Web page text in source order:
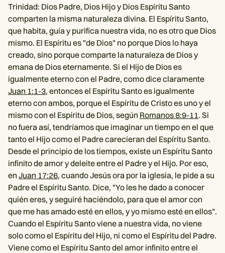
Trinidad: Dios Padre, Dios Hijo y Dios Espíritu Santo
comparten la misma naturaleza divina. El Espíritu Santo,
que habita, guía y purifica nuestra vida, no es otro que Dios
mismo. El Espíritu es "de Dios" no porque Dios lo haya
creado, sino porque comparte la naturaleza de Dios y
emana de Dios eternamente. Si el Hijo de Dios es
igualmente eterno con el Padre, como dice claramente
Juan 1:1-3, entonces el Espíritu Santo es igualmente
eterno con ambos, porque el Espíritu de Cristo es uno y el
mismo con el Espíritu de Dios, según Romanos 8:9-11. Si
no fuera así, tendríamos que imaginar un tiempo en el que
tanto el Hijo como el Padre carecieran del Espíritu Santo.
Desde el principio de los tiempos, existe un Espíritu Santo
infinito de amor y deleite entre el Padre y el Hijo. Por eso,
en Juan 17:26, cuando Jesús ora por la iglesia, le pide a su
Padre el Espíritu Santo. Dice, "Yo les he dado a conocer
quién eres, y seguiré haciéndolo, para que el amor con
que me has amado esté en ellos, y yo mismo esté en ellos".
Cuando el Espíritu Santo viene a nuestra vida, no viene
solo como el Espíritu del Hijo, ni como el Espíritu del Padre.
Viene como el Espíritu Santo del amor infinito entre el